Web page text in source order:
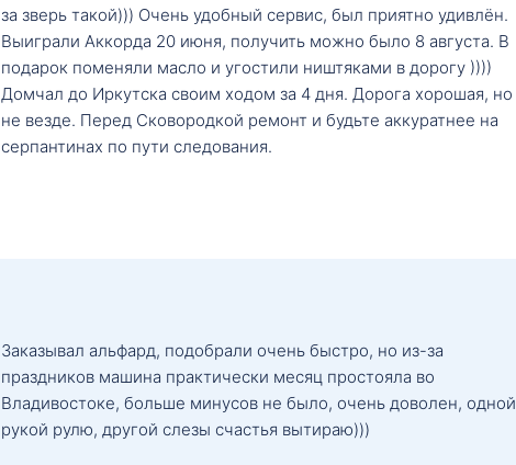
за зверь такой))) Очень удобный сервис, был приятно удивлён.
Выиграли Аккорда 20 июня, получить можно было 8 августа. В
подарок поменяли масло и угостили ништяками в дорогу ))))
Домчал до Иркутска своим ходом за 4 дня. Дорога хорошая, но
не везде. Перед Сковородкой ремонт и будьте аккуратнее на
серпантинах по пути следования.
Заказывал альфард, подобрали очень быстро, но из-за
праздников машина практически месяц простояла во
Владивостоке, больше минусов не было, очень доволен, одной
рукой рулю, другой слезы счастья вытираю)))